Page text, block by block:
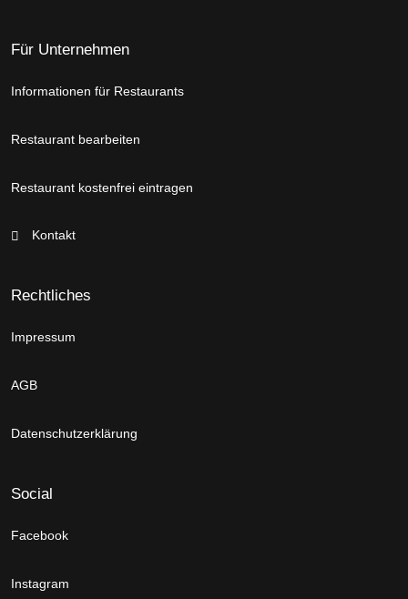
Für Unternehmen
Informationen für Restaurants
Restaurant bearbeiten
Restaurant kostenfrei eintragen
Kontakt
Rechtliches
Impressum
AGB
Datenschutzerklärung
Social
Facebook
Instagram